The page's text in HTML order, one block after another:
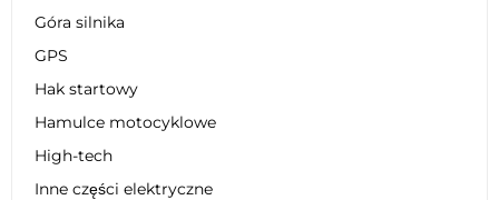
Góra silnika
GPS
Hak startowy
Hamulce motocyklowe
High-tech
Inne części elektryczne